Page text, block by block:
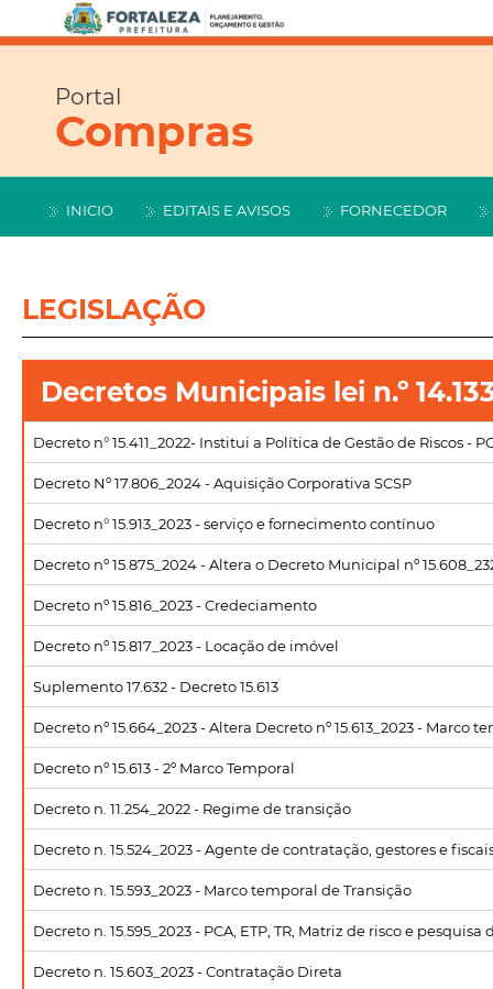
Portal
Compras
INICIO EDITAIS E AVISOS FORNECEDOR
LEGISLAÇÃO
Decretos Municipais lei n.º
Decreto n° 15.411_2022- Institui a Política de Gestão de Riscos -
Decreto Nº 17.806_2024 - Aquisição Corporativa SCSP
Decreto n° 15.913_2023 - serviço e fornecimento contínuo
Decreto nº 15.875_2024 - Altera o Decreto Municipal nº
Decreto nº 15.816_2023 - Credeciamento
Decreto nº 15.817_2023 - Locação de imóvel
Suplemento 17.632 - Decreto 15.613
Decreto nº 15.664_2023 - Altera Decreto nº 15.613_2023 - Marco
Decreto nº 15.613 - 2º Marco Temporal
Decreto n. 11.254_2022 - Regime de transição
Decreto n. 15.524_2023 - Agente de contratação, gestores e
Decreto n. 15.593_2023 - Marco temporal de Transição
Decreto n. 15.595_2023 - PCA, ETP, TR, Matriz de risco e
Decreto n. 15.603_2023 - Contratação Direta